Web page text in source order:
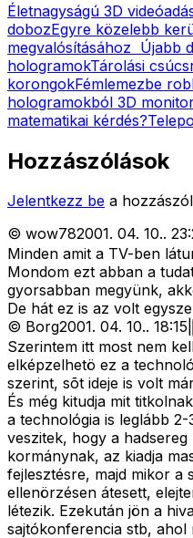
Életnagyságú 3D
dobozEgyre közelebb
megvalósításához Újabb
hologramokTárolási
korongokFémlemezbe
hologramokból 3D
matematikai kérdés?
Hozzászólások
Jelentkezz be a
© wow782001. 04. 10..
Minden amit a TV-ben
Mondom ezt abban a
gyorsabban megyünk,
De hát ez is az volt
© Borg2001. 04. 10.. 18:15
Szerintem itt most nem
elképzelhetö ez a
szerint, sõt ideje is volt
És még kitudja mit
a technológia is leglább
veszitek, hogy a hadsereg
kormánynak, az kiadja
fejlesztésre, majd mikor a
ellenörzésen átesett,
létezik. Ezekután jön a
sajtókonferencia stb, ahol